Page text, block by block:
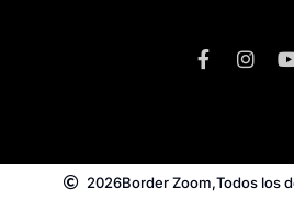
2026Border Zoom,Todos los